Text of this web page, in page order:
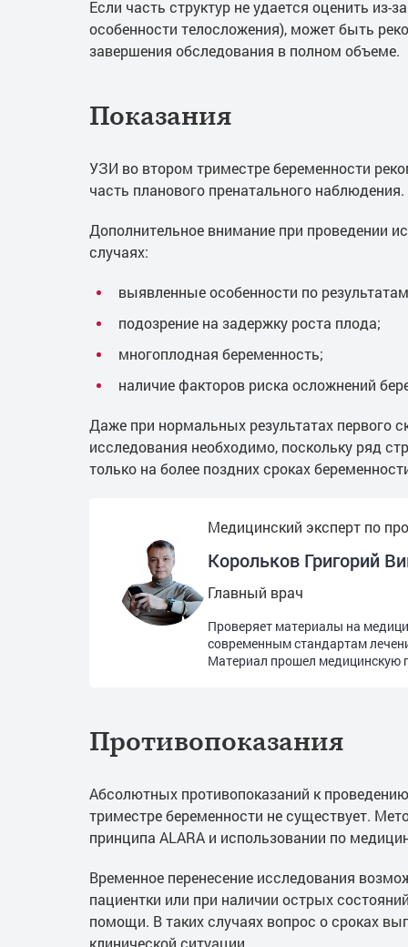
Если часть структур не удается оценить из-
особенности телосложения), может быть
завершения обследования в полном объеме.
Показания
УЗИ во втором триместре беременности
часть планового пренатального наблюдения.
Дополнительное внимание при проведении
случаях:
выявленные особенности по
подозрение на задержку роста плода;
многоплодная беременность;
наличие факторов риска осложнений
Даже при нормальных результатах первого
исследования необходимо, поскольку ряд
только на более поздних сроках
Медицинский эксперт по
Корольков Григорий
Главный врач
Проверяет материалы на
современным стандартам
Материал прошел медицинскую
Противопоказания
Абсолютных противопоказаний к
триместре беременности не существует.
принципа ALARA и использовании по
Временное перенесение исследования
пациентки или при наличии острых
помощи. В таких случаях вопрос о сроках
клинической ситуации.